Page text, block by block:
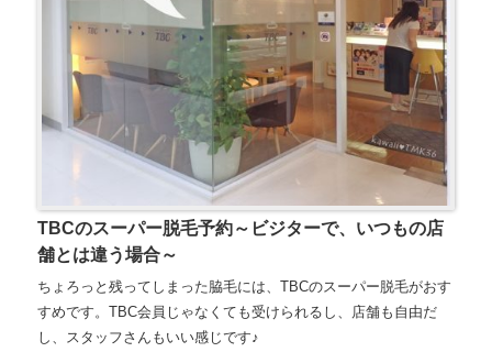
TBCのスーパー脱毛予約～ビジターで、いつもの店
舗とは違う場合～
ちょろっと残ってしまった脇毛には、TBCのスーパー脱毛がおす
すめです。TBC会員じゃなくても受けられるし、店舗も自由だ
し、スタッフさんもいい感じです♪